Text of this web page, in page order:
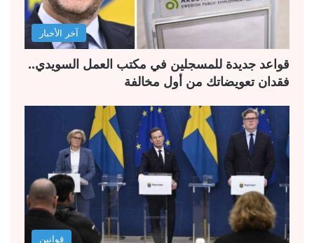
آخر الأخبار
قواعد جديدة للمسجلين في مكتب العمل السويدي..
فقدان تعويضاتك من أول مخالفة
قوانين